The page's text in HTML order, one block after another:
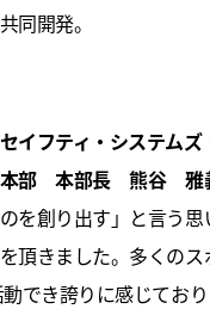
同開発。
イフティ・システム
部 本部長 熊谷 雅
を創り出す」と言う思
頂きました。多くの
でき誇りに感じてお